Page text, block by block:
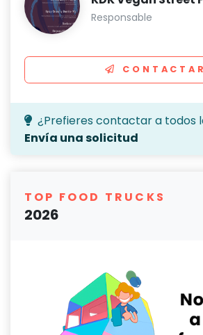
Responsable
CONTACTAR
¿Prefieres contactar a todos
Envía una solicitud
TOP FOOD TRUCKS
2026